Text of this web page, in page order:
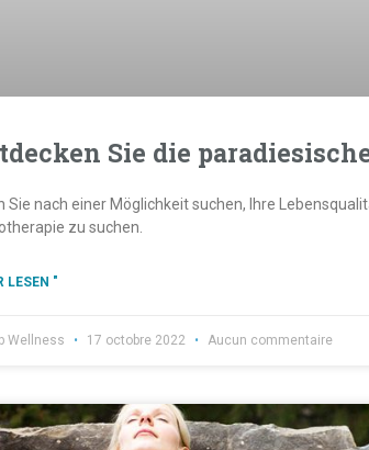
Sie die
Sie nach einer Möglichkeit suchen, Ihre
zu suchen.
LESEN "
Wellness 17 octobre 2022 Aucun commentaire